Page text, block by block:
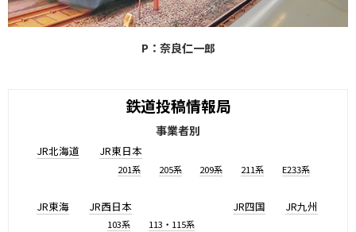
P：奈良仁一郎
鉄道投稿情報局
事業者別
JR北海道 JR東日本
201系 205系 209系 211系 E233系
JR東海 JR西日本
103系 113・115系
JR四国 JR九州